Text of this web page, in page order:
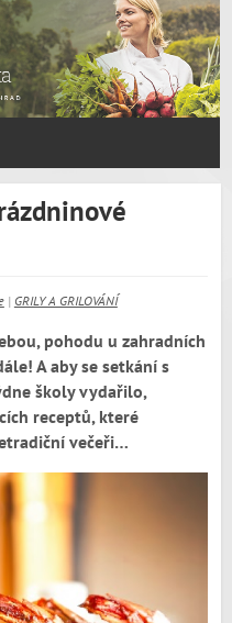
| GRILY A GRILOVÁNÍ
pohodu u zahradních
A aby se setkání s
školy vydařilo,
receptů, které
večeři…